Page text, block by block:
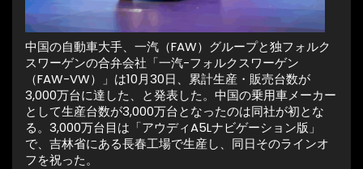
中国の自動車大手、一汽（FAW）グループと独フォルク
スワーゲンの合弁会社「一汽-フォルクスワーゲン
（FAW-VW）」は10月30日、累計生産・販売台数が
3,000万台に達した、と発表した。中国の乗用車メーカー
として生産台数が3,000万台となったのは同社が初とな
る。3,000万台目は「アウディA5Lナビゲーション版」
で、吉林省にある長春工場で生産し、同日そのラインオ
フを祝った。